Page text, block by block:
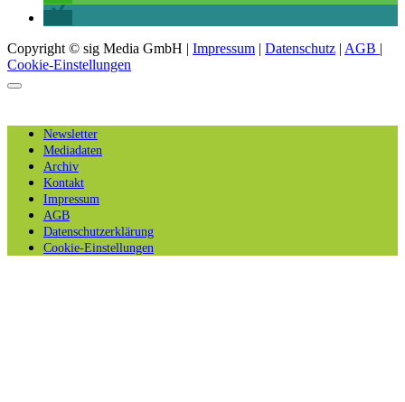
Copyright © sig Media GmbH | Impressum | Datenschutz | AGB |
Cookie-Einstellungen
Newsletter
Mediadaten
Archiv
Kontakt
Impressum
AGB
Datenschutzerklärung
Cookie-Einstellungen